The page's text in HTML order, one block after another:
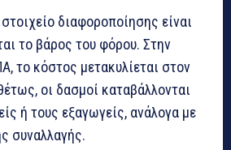
διαφοροποίησης είναι
το βάρος του φόρου. Στην
το κόστος μετακυλίεται στον
οι δασμοί καταβάλλονται
ή τους εξαγωγείς, ανάλογα με
συναλλαγής.